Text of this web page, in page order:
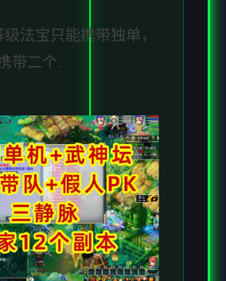
法宝只能携带独单，
带二个.